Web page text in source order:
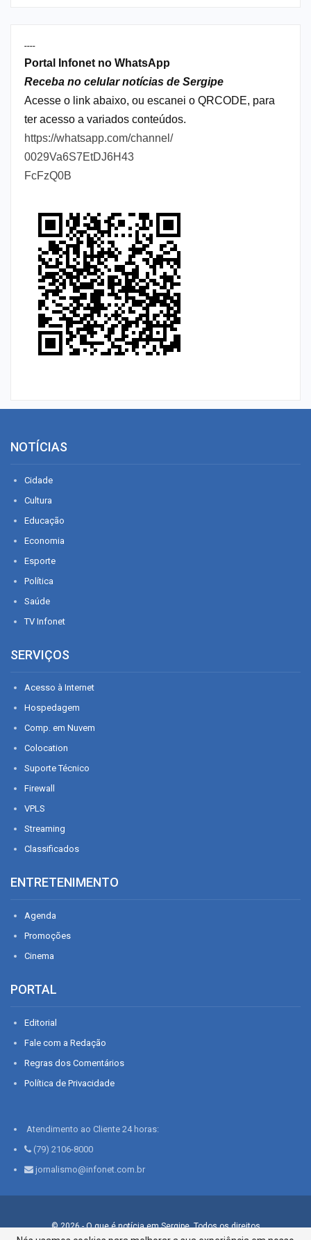
----
Portal Infonet no WhatsApp
Receba no celular notícias de Sergipe
Acesse o link abaixo, ou escanei o QRCODE, para
ter acesso a variados conteúdos.
https://whatsapp.com/channel/
0029Va6S7EtDJ6H43
FcFzQ0B
NOTÍCIAS
Cidade
Cultura
Educação
Economia
Esporte
Política
Saúde
TV Infonet
SERVIÇOS
Acesso à Internet
Hospedagem
Comp. em Nuvem
Colocation
Suporte Técnico
Firewall
VPLS
Streaming
Classificados
ENTRETENIMENTO
Agenda
Promoções
Cinema
PORTAL
Editorial
Fale com a Redação
Regras dos Comentários
Política de Privacidade
Atendimento ao Cliente 24 horas:
(79) 2106-8000
jornalismo@infonet.com.br
© 2026 - O que é notícia em Sergipe. Todos os direitos